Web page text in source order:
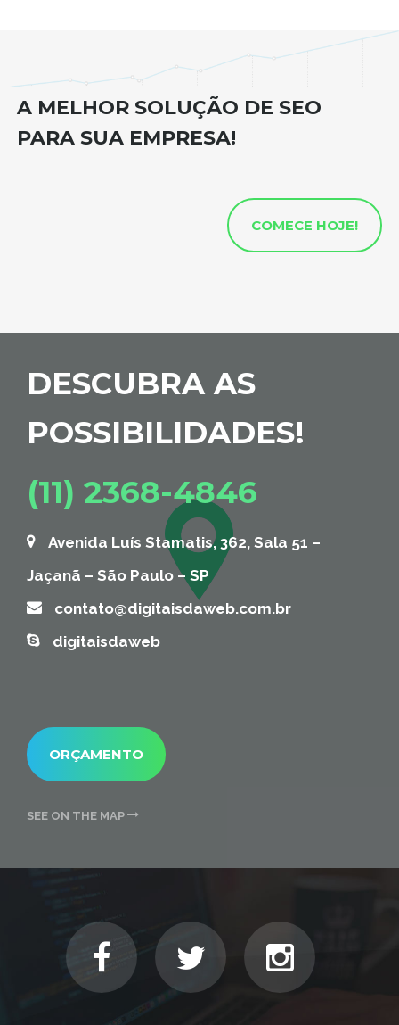
A MELHOR SOLUÇÃO DE SEO
PARA SUA EMPRESA!
COMECE HOJE!
DESCUBRA AS
POSSIBILIDADES!
(11) 2368-4846
Avenida Luís Stamatis, 362, Sala 51 –
Jaçanã – São Paulo – SP
contato@digitaisdaweb.com.br
digitaisdaweb
ORÇAMENTO
SEE ON THE MAP